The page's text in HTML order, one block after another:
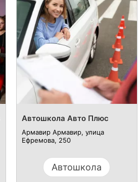
Автошкола Авто Плюс
Армавир Армавир, улица
Ефремова, 250
Автошкола